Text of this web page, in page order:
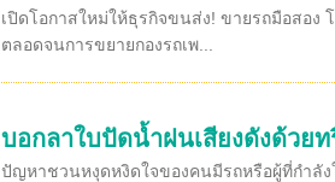
เปิดโอกาสใหม่ให้ธุรกิจขนส่ง! ขายรถมือสอง
ตลอดจนการขยายกองรถเพ...
บอกลาใบปัดน้ำฝนเสียงดังด้วยท
ปัญหาชวนหงุดหงิดใจของคนมีรถหรือผู้ที่กำลัง